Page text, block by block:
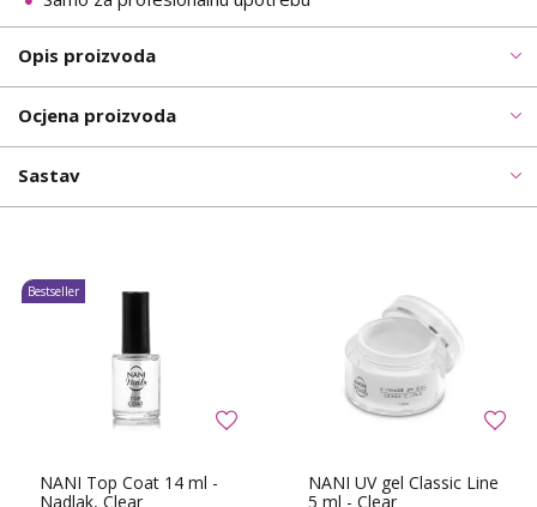
Opis proizvoda
Ocjena proizvoda
Sastav
NANI Top Coat 14 ml -
Nadlak, Clear
Bestseller
NANI UV gel Classic Line
5 ml - Clear